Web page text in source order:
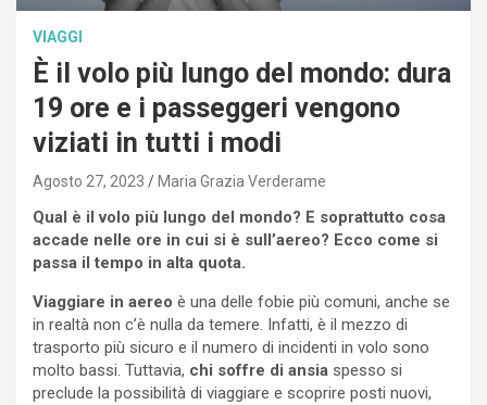
VIAGGI
È il volo più lungo del mondo: dura
19 ore e i passeggeri vengono
viziati in tutti i modi
Agosto 27, 2023 Maria Grazia Verderame
Qual è il volo più lungo del mondo? E soprattutto cosa
accade nelle ore in cui si è sull’aereo? Ecco come si
passa il tempo in alta quota.
Viaggiare in aereo è una delle fobie più comuni, anche se
in realtà non c’è nulla da temere. Infatti, è il mezzo di
trasporto più sicuro e il numero di incidenti in volo sono
molto bassi. Tuttavia, chi soffre di ansia spesso si
preclude la possibilità di viaggiare e scoprire posti nuovi,